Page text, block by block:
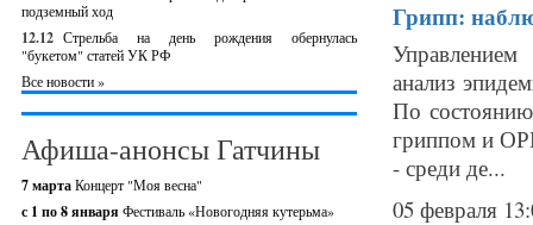
подземный ход
12.12 Стрельба на день рождения обернулась
"букетом" статей УК РФ
Все новости »
Афиша-анонсы Гатчины
7 мартаКонцерт "Моя весна"
с 1 по 8 января Фестиваль «Новогодняя кутерьма»
Грипп:
анализ
По состоянию
гриппом и
- среди де...
05 февраля